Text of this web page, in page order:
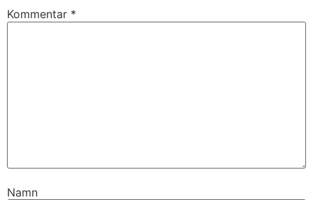
Kommentar *
Namn